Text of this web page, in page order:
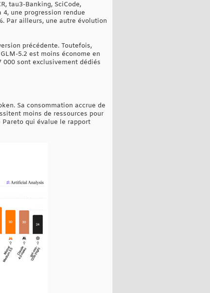
tau3-Banking, SciCode,
une progression rendue
Par ailleurs, une autre évolution
précédente. Toutefois,
5.2 est moins économe en
sont exclusivement dédiés
Sa consommation accrue de
moins de ressources pour
qui évalue le rapport